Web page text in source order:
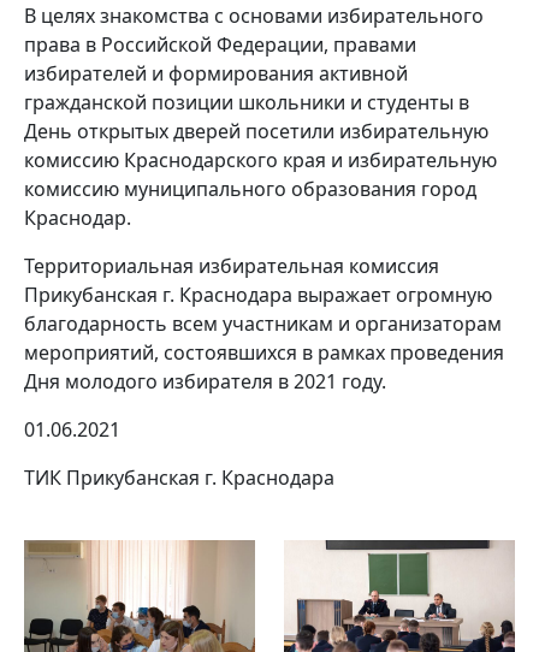
В целях знакомства с основами избирательного
права в Российской Федерации, правами
избирателей и формирования активной
гражданской позиции школьники и студенты в
День открытых дверей посетили избирательную
комиссию Краснодарского края и избирательную
комиссию муниципального образования город
Краснодар.
Территориальная избирательная комиссия
Прикубанская г. Краснодара выражает огромную
благодарность всем участникам и организаторам
мероприятий, состоявшихся в рамках проведения
Дня молодого избирателя в 2021 году.
01.06.2021
ТИК Прикубанская г. Краснодара